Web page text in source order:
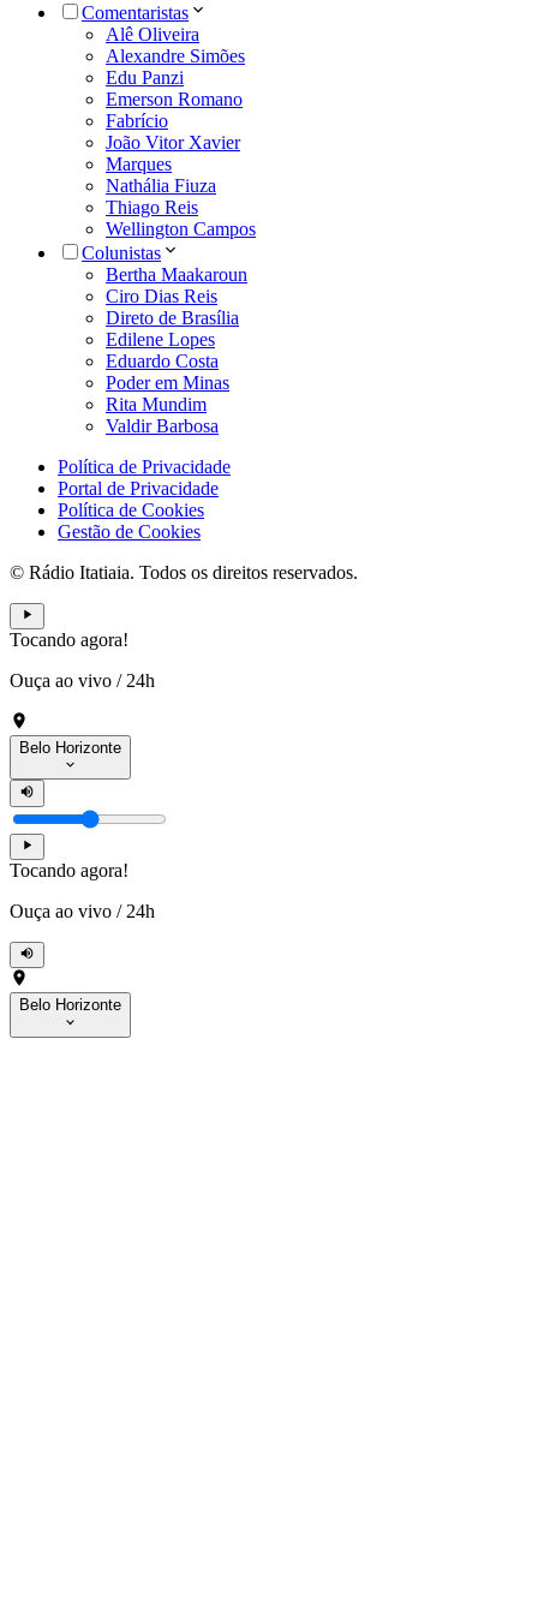
Comentaristas
Alê Oliveira
Alexandre Simões
Edu Panzi
Emerson Romano
Fabrício
João Vitor Xavier
Marques
Nathália Fiuza
Thiago Reis
Wellington Campos
Colunistas
Bertha Maakaroun
Ciro Dias Reis
Direto de Brasília
Edilene Lopes
Eduardo Costa
Poder em Minas
Rita Mundim
Valdir Barbosa
Política de Privacidade
Portal de Privacidade
Política de Cookies
Gestão de Cookies
© Rádio Itatiaia. Todos os direitos reservados.
Tocando agora!
Ouça ao vivo / 24h
Belo Horizonte
Tocando agora!
Ouça ao vivo / 24h
Belo Horizonte